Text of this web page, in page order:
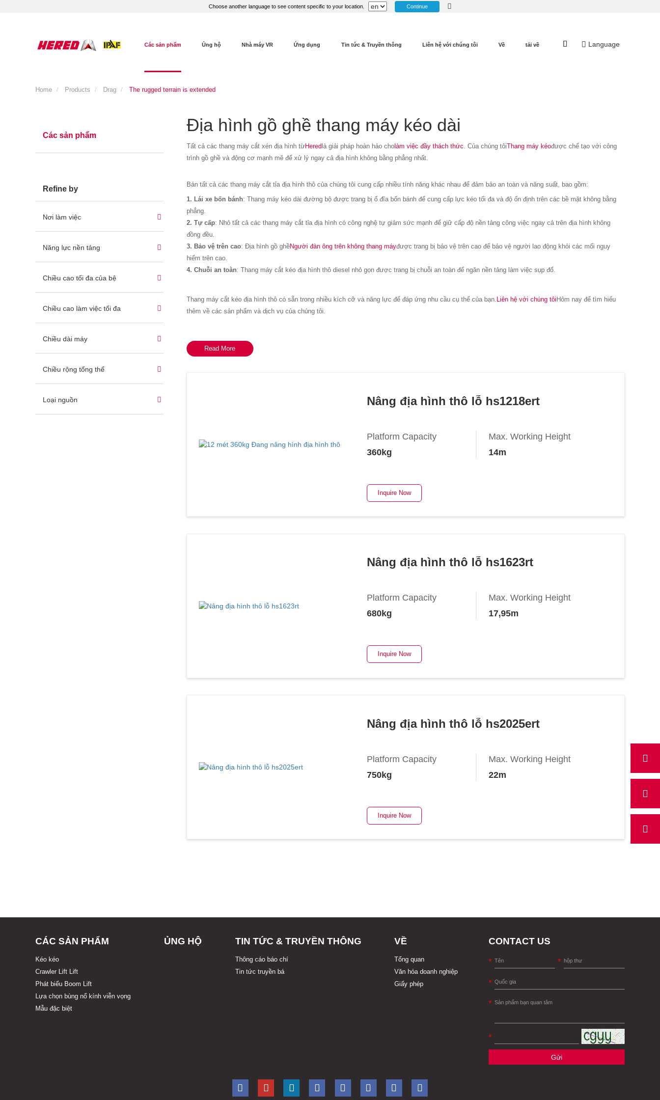
Choose another language to see content specific to your location. Continue
Các sản phẩm Ủng hộ Nhà máy VR Ứng dụng Tin tức & Truyền thông Liên hệ với chúng tôi Về tải về Language
Home Products Drag The rugged terrain is extended
Các sản phẩm
Refine by
Nơi làm việc
Năng lực nền tảng
Chiều cao tối đa của bệ
Chiều cao làm việc tối đa
Chiều dài máy
Chiều rộng tổng thể
Loại nguồn
Địa hình gồ ghề thang máy kéo dài
Tất cả các thang máy cắt xén địa hình từHered là giải pháp hoàn hảo cholàm việc đầy thách thức. Của chúng tôiThang máy kéođược chế tạo với công
trình gồ ghề và động cơ mạnh mẽ để xử lý ngay cả địa hình không bằng phẳng nhất.
Bán tất cả các thang máy cắt tỉa địa hình thô của chúng tôi cung cấp nhiều tính năng khác nhau để đảm bảo an toàn và năng suất, bao gồm:
1. Lái xe bốn bánh: Thang máy kéo dài đường bộ được trang bị ổ đĩa bốn bánh để cung cấp lực kéo tối đa và độ ổn định trên các bề mặt không bằng
phẳng.
2. Tự cấp: Nhỏ tất cả các thang máy cắt tỉa địa hình có công nghệ tự giảm sức mạnh để giữ cấp độ nền tảng công việc ngay cả trên địa hình không
đồng đều.
3. Bảo vệ trên cao: Địa hình gồ ghềNgười đàn ông trên không thang máyđược trang bị bảo vệ trên cao để bảo vệ người lao động khỏi các mối nguy
hiểm trên cao.
4. Chuỗi an toàn: Thang máy cắt kéo địa hình thô diesel nhỏ gọn được trang bị chuỗi an toàn để ngăn nền tảng làm việc sụp đổ.
Thang máy cắt kéo địa hình thô có sẵn trong nhiều kích cỡ và năng lực để đáp ứng nhu cầu cụ thể của bạn. Liên hệ với chúng tôi Hôm nay để tìm hiểu
thêm về các sản phẩm và dịch vụ của chúng tôi.
Read More
Nâng địa hình thô lỗ hs1218ert
Platform Capacity
360kg
Max. Working Height
14m
Inquire Now
Nâng địa hình thô lỗ hs1623rt
Platform Capacity
680kg
Max. Working Height
17,95m
Inquire Now
Nâng địa hình thô lỗ hs2025ert
Platform Capacity
750kg
Max. Working Height
22m
Inquire Now
CÁC SẢN PHẨM
Kéo kéo
Crawler Lift Lift
Phát biểu Boom Lift
Lựa chọn bùng nổ kính viễn vọng
Mẫu đặc biệt
ỦNG HỘ TIN TỨC & TRUYỀN THÔNG
Thông cáo báo chí
Tin tức truyền bá
VỀ
Tổng quan
Văn hóa doanh nghiệp
Giấy phép
CONTACT US
Gửi